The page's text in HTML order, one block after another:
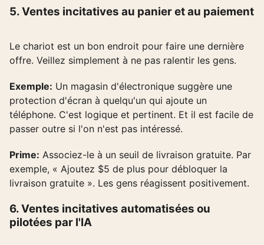
5. Ventes incitatives au panier et au paiement
Le chariot est un bon endroit pour faire une dernière
offre. Veillez simplement à ne pas ralentir les gens.
Exemple: Un magasin d'électronique suggère une
protection d'écran à quelqu'un qui ajoute un
téléphone. C'est logique et pertinent. Et il est facile de
passer outre si l'on n'est pas intéressé.
Prime: Associez-le à un seuil de livraison gratuite. Par
exemple, « Ajoutez $5 de plus pour débloquer la
livraison gratuite ». Les gens réagissent positivement.
6. Ventes incitatives automatisées ou
pilotées par l'IA